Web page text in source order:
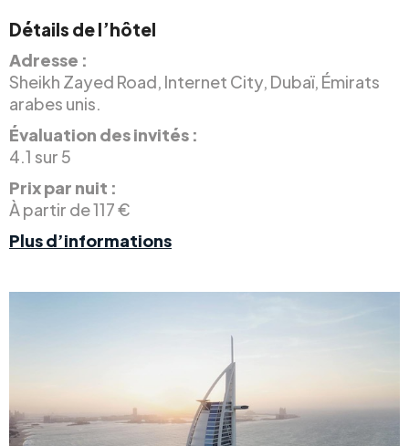
Détails de l’hôtel
Adresse :
Sheikh Zayed Road, Internet City, Dubaï, Émirats
arabes unis.
Évaluation des invités :
4.1 sur 5
Prix par nuit :
À partir de 117 €
Plus d’informations